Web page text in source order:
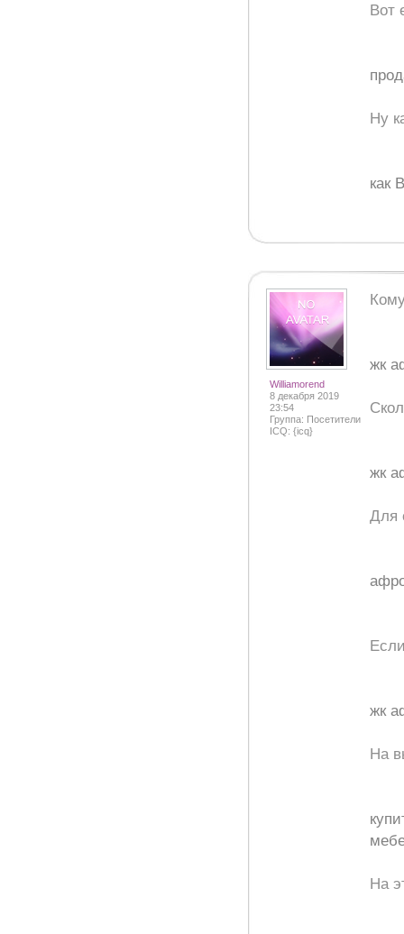
Вот
Ну
как
Williamorend
8 декабря 2019
23:54
Группа: Посетители
ICQ: {icq}
жк
жк
Для
жк
На
На